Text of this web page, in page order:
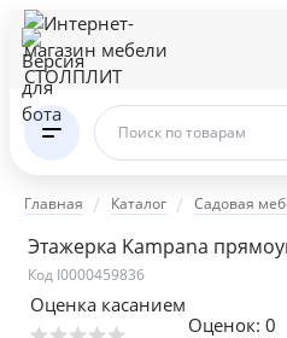
Поиск по товарам
Главная Каталог Садовая
Этажерка Kampana
Код I0000459836
Оценка касанием
Оценок: 0